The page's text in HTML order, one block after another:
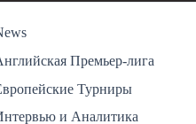
Премьер-лига
Турниры
и Аналитика